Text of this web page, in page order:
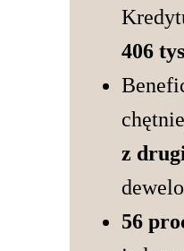
406
z
56